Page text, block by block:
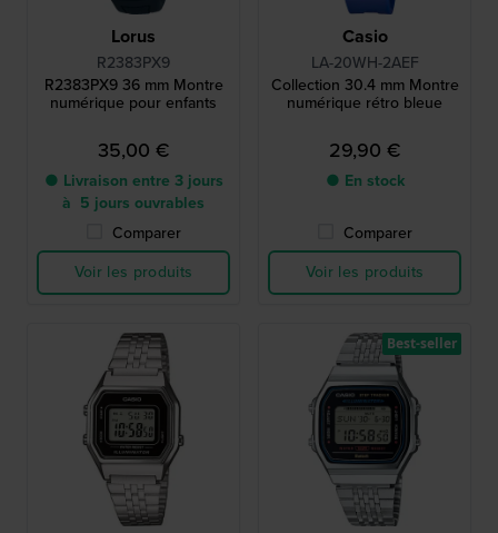
Lorus
R2383PX9
R2383PX9 36 mm Montre
numérique pour enfants
35,00 €
● Livraison entre 3 jours
à 5 jours ouvrables
Comparer
Voir les produits
Casio
LA-20WH-2AEF
Collection 30.4 mm Montre
numérique rétro bleue
29,90 €
● En stock
Comparer
Voir les produits
Best-seller